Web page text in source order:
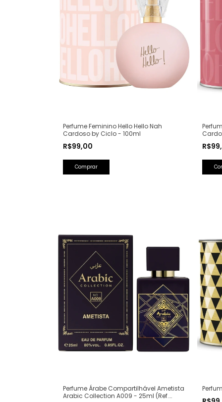
Perfume Feminino Hello Hello Nah
Cardoso by Ciclo - 100ml
R$99,00
Perfume Árabe Compartilhável Ametista
Arabic Collection A009 - 25ml (Ref.